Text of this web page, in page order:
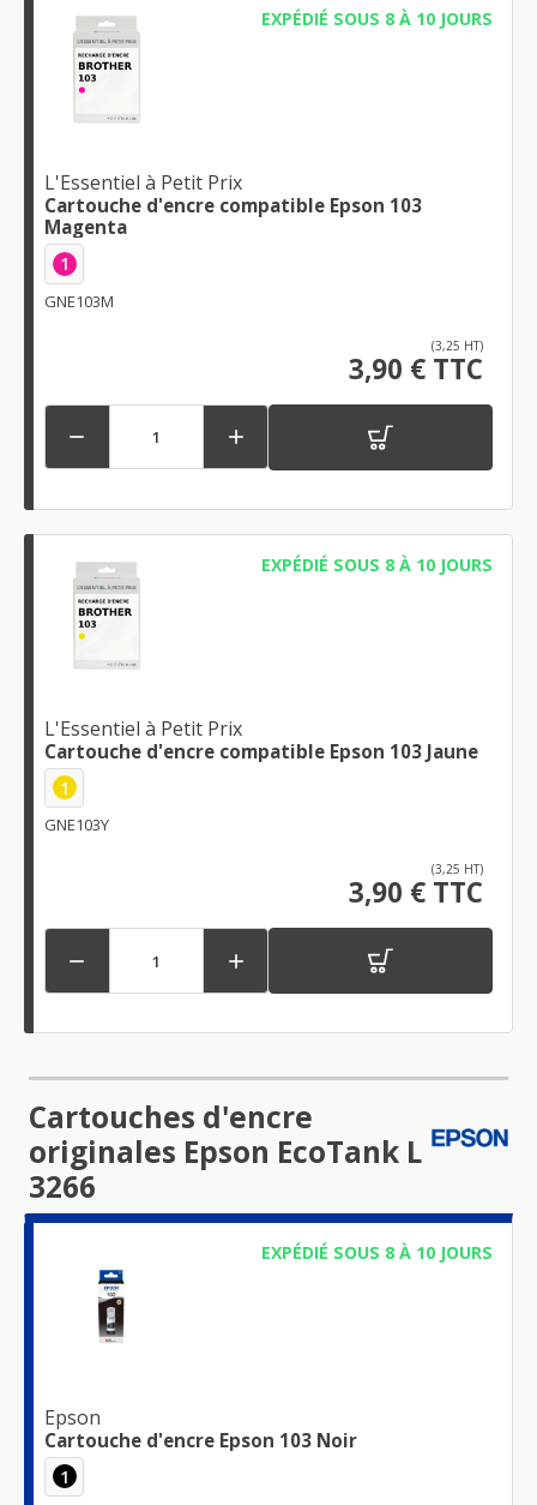
EXPÉDIÉ SOUS 8 À 10 JOURS
L'Essentiel à Petit Prix
Cartouche d'encre compatible Epson 103
Magenta
1
GNE103M
(3,25 HT)
3,90 € TTC
 
EXPÉDIÉ SOUS 8 À 10 JOURS
L'Essentiel à Petit Prix
Cartouche d'encre compatible Epson 103 Jaune
1
GNE103Y
(3,25 HT)
3,90 € TTC
 
Cartouches d'encre
originales Epson EcoTank L
3266
EXPÉDIÉ SOUS 8 À 10 JOURS
Epson
Cartouche d'encre Epson 103 Noir
1